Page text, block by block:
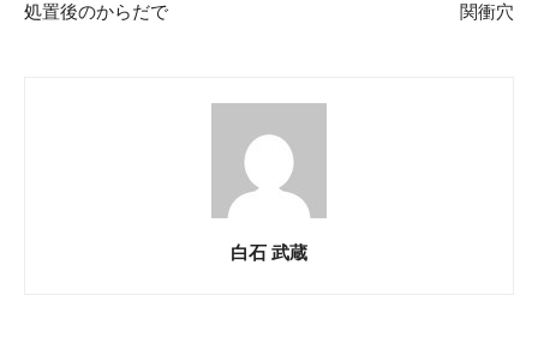
処置後のからだで 関衝穴
白石 武蔵